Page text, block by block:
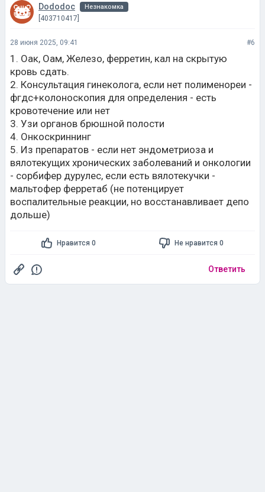
Dododoc Незнакомка
[403710417]
28 июня 2025, 09:41 #6
1. Оак, Оам, Железо, ферретин, кал на скрытую
кровь сдать.
2. Консультация гинеколога, если нет полименореи -
фгдс+колоноскопия для определения - есть
кровотечение или нет
3. Узи органов брюшной полости
4. Онкоскриннинг
5. Из препаратов - если нет эндометриоза и
вялотекущих хронических заболеваний и онкологии
- сорбифер дурулес, если есть вялотекучки -
мальтофер ферретаб (не потенцирует
воспалительные реакции, но восстанавливает депо
дольше)
Нравится 0 Не нравится 0
Ответить